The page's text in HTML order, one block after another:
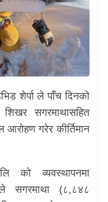
शेर्पाले पाँच दिनको
शिखर सगरमाथासहित
गरेर कीर्तिमान
को व्यवस्थापनमा
सगरमाथा (८,८४८